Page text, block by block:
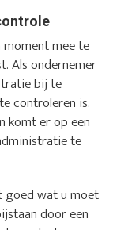
mee te
Als ondernemer
bij te
controleren is.
komt er op een
te
goed wat u moet
door een